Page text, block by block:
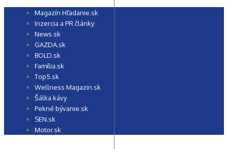
Preskočiť Magazín Hľadanie.sk
Inzercia a PR články
News.sk
GAZDA.sk
BOLD.sk
Família.sk
Top5.sk
Wellness Magazin.sk
Šálka kávy
Pekné bývanie.sk
SEN.sk
Motor.sk